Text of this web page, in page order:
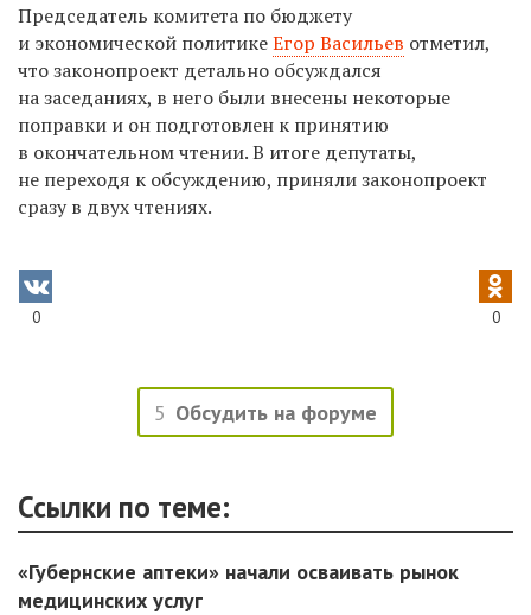
Председатель комитета по бюджету
и экономической политикеЕгор Васильев отметил,
что законопроект детально обсуждался
на заседаниях, в него были внесены некоторые
поправки и он подготовлен к принятию
в окончательном чтении. В итоге депутаты,
не переходя к обсуждению, приняли законопроект
сразу в двух чтениях.
0 0
5 Обсудить на форуме
Ссылки по теме:
«Губернские аптеки» начали осваивать рынок
медицинских услуг